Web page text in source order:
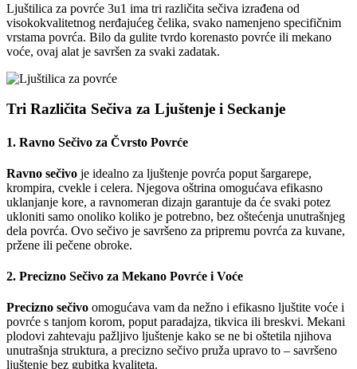
Ljuštilica za povrće 3u1 ima tri različita sečiva izrađena od
visokokvalitetnog nerđajućeg čelika, svako namenjeno specifičnim
vrstama povrća. Bilo da gulite tvrdo korenasto povrće ili mekano
voće, ovaj alat je savršen za svaki zadatak.
Tri Različita Sečiva za Ljuštenje i Seckanje
1. Ravno Sečivo za Čvrsto Povrće
Ravno sečivo je idealno za ljuštenje povrća poput šargarepe,
krompira, cvekle i celera. Njegova oštrina omogućava efikasno
uklanjanje kore, a ravnomeran dizajn garantuje da će svaki potez
ukloniti samo onoliko koliko je potrebno, bez oštećenja unutrašnjeg
dela povrća. Ovo sečivo je savršeno za pripremu povrća za kuvane,
pržene ili pečene obroke.
2. Precizno Sečivo za Mekano Povrće i Voće
Precizno sečivo omogućava vam da nežno i efikasno ljuštite voće i
povrće s tanjom korom, poput paradajza, tikvica ili breskvi. Mekani
plodovi zahtevaju pažljivo ljuštenje kako se ne bi oštetila njihova
unutrašnja struktura, a precizno sečivo pruža upravo to – savršeno
ljuštenje bez gubitka kvaliteta.